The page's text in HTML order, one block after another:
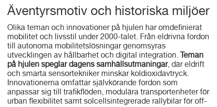
Äventyrsmotiv och historiska miljöer
Olika teman och innovationer på hjulen har omdefinierat
mobilitet och livsstil under 2000-talet. Från eldrivna fordon
till autonoma mobilitetslösningar genomsyras
utvecklingen av hållbarhet och digital integration. Teman
på hjulen speglar dagens samhällsutmaningar, där eldrift
och smarta sensortekniker minskar koldioxidavtryck.
Innovationerna omfattar självkörande fordon som
anpassar sig till trafikflöden, modulära transportenheter för
urban flexibilitet samt solcellsintegrerade rallybilar för off-